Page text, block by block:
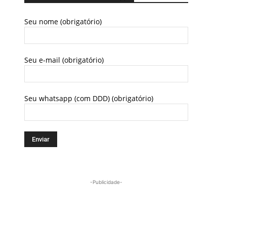
Seu nome (obrigatório)
Seu e-mail (obrigatório)
Seu whatsapp (com DDD) (obrigatório)
-Publicidade-